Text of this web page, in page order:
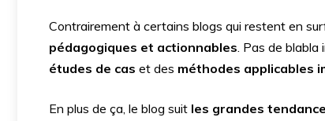
Contrairement à certains blogs qui restent en
pédagogiques et actionnables. Pas de blabla
études de cas et des méthodes applicables
En plus de ça, le blog suit les grandes